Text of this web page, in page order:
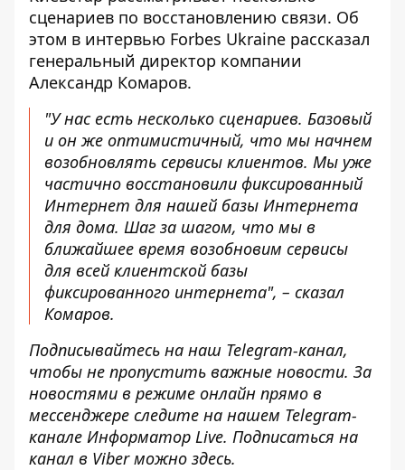
сценариев по восстановлению связи. Об
этом в интервью Forbes Ukraine рассказал
генеральный директор компании
Александр Комаров.
"У нас есть несколько сценариев. Базовый
и он же оптимистичный, что мы начнем
возобновлять сервисы клиентов. Мы уже
частично восстановили фиксированный
Интернет для нашей базы Интернета
для дома. Шаг за шагом, что мы в
ближайшее время возобновим сервисы
для всей клиентской базы
фиксированного интернета", – сказал
Комаров.
Подписывайтесь на наш Telegram-канал,
чтобы не пропустить важные новости. За
новостями в режиме онлайн прямо в
мессенджере следите на нашем Telegram-
канале Информатор Live. Подписаться на
канал в Viber можно здесь.